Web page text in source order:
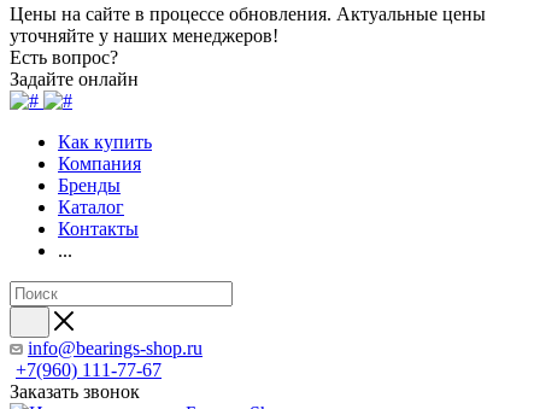
Цены на сайте в процессе обновления. Актуальные цены
уточняйте у наших менеджеров!
Есть вопрос?
Задайте онлайн
Как купить
Компания
Бренды
Каталог
Контакты
...
info@bearings-shop.ru
+7(960) 111-77-67
Заказать звонок